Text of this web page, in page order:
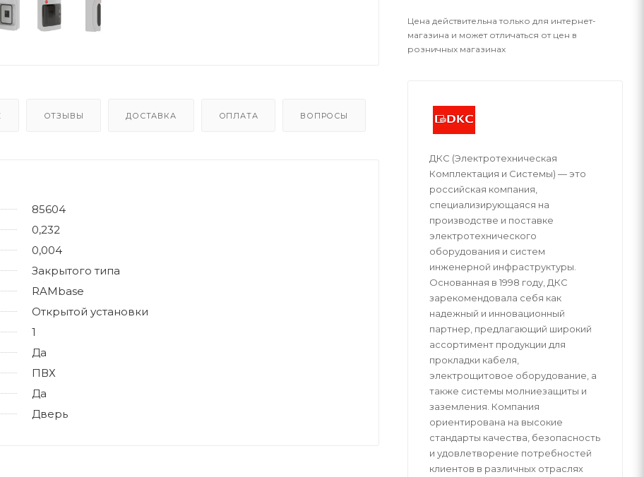
ОТЗЫВЫ ДОСТАВКА ОПЛАТА ВОПРОСЫ
85604
0,232
0,004
Закрытого типа
RAMbase
Открытой установки
1
Да
ПВХ
Да
Дверь
Цена действительна только для интернет-
магазина и может отличаться от цен в
розничных магазинах
ДКС (Электротехническая
Комплектация и Системы) — это
российская компания,
специализирующаяся на
производстве и поставке
электротехнического
оборудования и систем
инженерной инфраструктуры.
Основанная в 1998 году, ДКС
зарекомендовала себя как
надежный и инновационный
партнер, предлагающий широкий
ассортимент продукции для
прокладки кабеля,
электрощитовое оборудование, а
также системы молниезащиты и
заземления. Компания
ориентирована на высокие
стандарты качества, безопасность
и удовлетворение потребностей
клиентов в различных отраслях